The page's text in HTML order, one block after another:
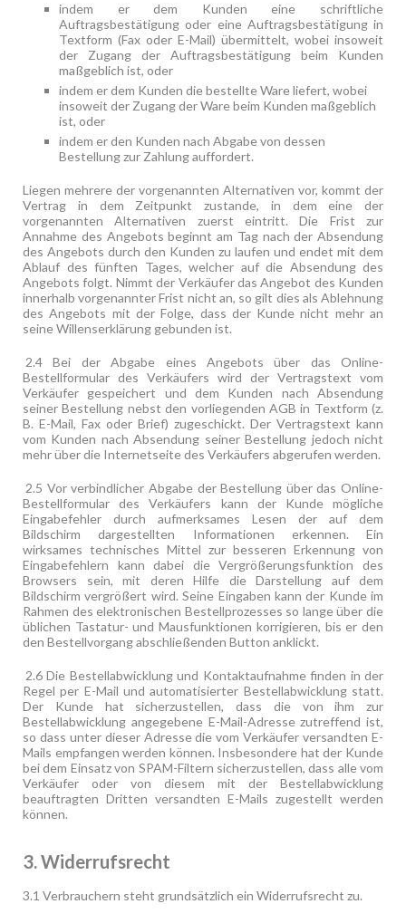
indem er dem Kunden eine schriftliche
Auftragsbestätigung oder eine Auftragsbestätigung in
Textform (Fax oder E-Mail) übermittelt, wobei insoweit
der Zugang der Auftragsbestätigung beim Kunden
maßgeblich ist, oder
indem er dem Kunden die bestellte Ware liefert, wobei
insoweit der Zugang der Ware beim Kunden maßgeblich
ist, oder
indem er den Kunden nach Abgabe von dessen
Bestellung zur Zahlung auffordert.
Liegen mehrere der vorgenannten Alternativen vor, kommt der
Vertrag in dem Zeitpunkt zustande, in dem eine der
vorgenannten Alternativen zuerst eintritt. Die Frist zur
Annahme des Angebots beginnt am Tag nach der Absendung
des Angebots durch den Kunden zu laufen und endet mit dem
Ablauf des fünften Tages, welcher auf die Absendung des
Angebots folgt. Nimmt der Verkäufer das Angebot des Kunden
innerhalb vorgenannter Frist nicht an, so gilt dies als Ablehnung
des Angebots mit der Folge, dass der Kunde nicht mehr an
seine Willenserklärung gebunden ist.
2.4 Bei der Abgabe eines Angebots über das Online-
Bestellformular des Verkäufers wird der Vertragstext vom
Verkäufer gespeichert und dem Kunden nach Absendung
seiner Bestellung nebst den vorliegenden AGB in Textform (z.
B. E-Mail, Fax oder Brief) zugeschickt. Der Vertragstext kann
vom Kunden nach Absendung seiner Bestellung jedoch nicht
mehr über die Internetseite des Verkäufers abgerufen werden.
2.5 Vor verbindlicher Abgabe der Bestellung über das Online-
Bestellformular des Verkäufers kann der Kunde mögliche
Eingabefehler durch aufmerksames Lesen der auf dem
Bildschirm dargestellten Informationen erkennen. Ein
wirksames technisches Mittel zur besseren Erkennung von
Eingabefehlern kann dabei die Vergrößerungsfunktion des
Browsers sein, mit deren Hilfe die Darstellung auf dem
Bildschirm vergrößert wird. Seine Eingaben kann der Kunde im
Rahmen des elektronischen Bestellprozesses so lange über die
üblichen Tastatur- und Mausfunktionen korrigieren, bis er den
den Bestellvorgang abschließenden Button anklickt.
2.6 Die Bestellabwicklung und Kontaktaufnahme finden in der
Regel per E-Mail und automatisierter Bestellabwicklung statt.
Der Kunde hat sicherzustellen, dass die von ihm zur
Bestellabwicklung angegebene E-Mail-Adresse zutreffend ist,
so dass unter dieser Adresse die vom Verkäufer versandten E-
Mails empfangen werden können. Insbesondere hat der Kunde
bei dem Einsatz von SPAM-Filtern sicherzustellen, dass alle vom
Verkäufer oder von diesem mit der Bestellabwicklung
beauftragten Dritten versandten E-Mails zugestellt werden
können.
3. Widerrufsrecht
3.1 Verbrauchern steht grundsätzlich ein Widerrufsrecht zu.